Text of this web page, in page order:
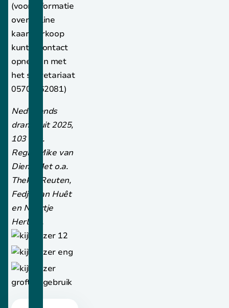
(voor informatie
over online
kaartverkoop
kunt u contact
opnemen met
het secretariaat
0570-562081)
Nederlands
drama uit 2025,
103 min.
Regie: Mike van
Diem. Met o.a.
Thekla Reuten,
Fedja van Huêt
en Noortje
Herlaar.